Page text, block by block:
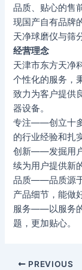
品质、贴心的售
现国产自有品牌
天净球磨仪与筛
经营理念
天津市东方天净
个性化的服务，
致力为客户提供
器设备。
专注——创立十
的行业经验和扎
创新——发掘用
续为用户提供新
品质——品质源
产品细节，能做
服务——以服务
题，更加贴心。
PREVIOUS